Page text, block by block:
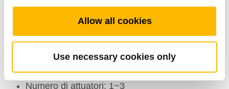
Allow all cookies
Use necessary cookies only
una comodità ancora maggiore.
Caratteristiche Generali
Numero di attuatori: 1~3